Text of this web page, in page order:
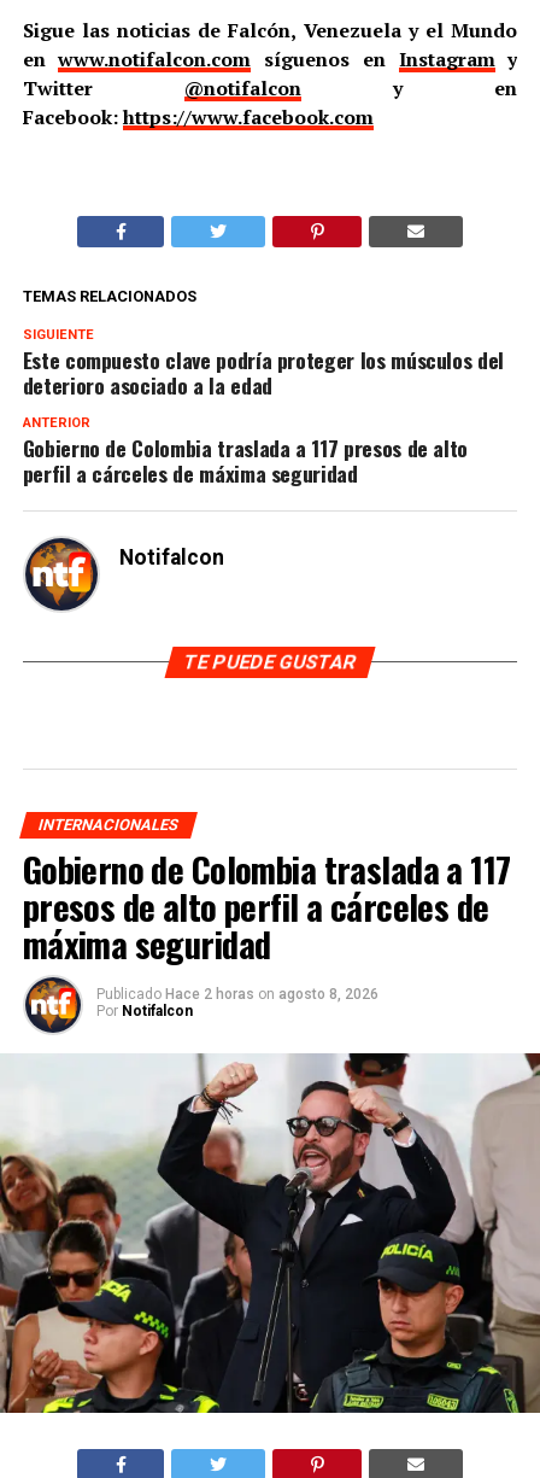
Sigue las noticias de Falcón, Venezuela y el Mundo
enwww.notifalcon.com síguenos en Instagramy
Twitter @notifalcony en
Facebook:https://www.facebook.com
TEMAS RELACIONADOS
SIGUIENTE
Este compuesto clave podría proteger los músculos del
deterioro asociado a la edad
ANTERIOR
Gobierno de Colombia traslada a 117 presos de alto
perfil a cárceles de máxima seguridad
Notifalcon
TE PUEDE GUSTAR
INTERNACIONALES
Gobierno de Colombia traslada a 117
presos de alto perfil a cárceles de
máxima seguridad
Publicado Hace 2 horas on agosto 8, 2026
Por Notifalcon